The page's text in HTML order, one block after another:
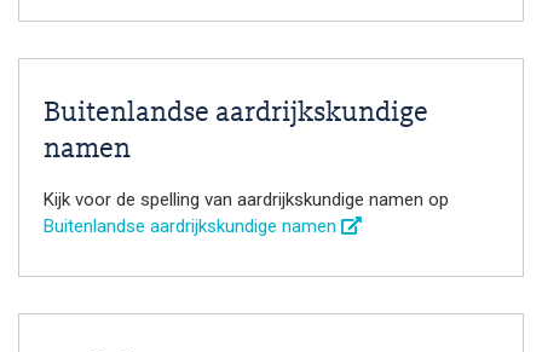
Buitenlandse aardrijkskundige
namen
Kijk voor de spelling van aardrijkskundige namen op
Buitenlandse aardrijkskundige namen